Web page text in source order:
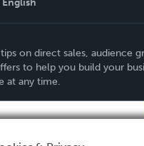
English
on direct sales, audience
to help you build your
at any time.